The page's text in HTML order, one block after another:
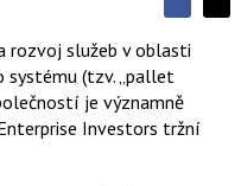
S
d
í
l
e
S
í
e
j
t
rozvoj služeb v oblasti
systému (tzv. „pallet
je významně
Investors tržní